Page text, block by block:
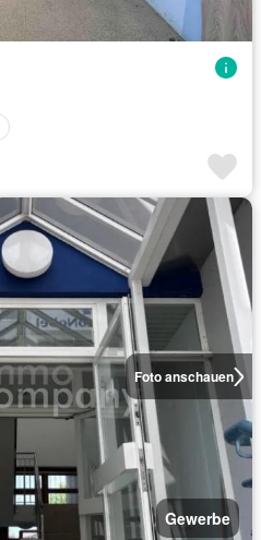
Foto anschauen
Gewerbe